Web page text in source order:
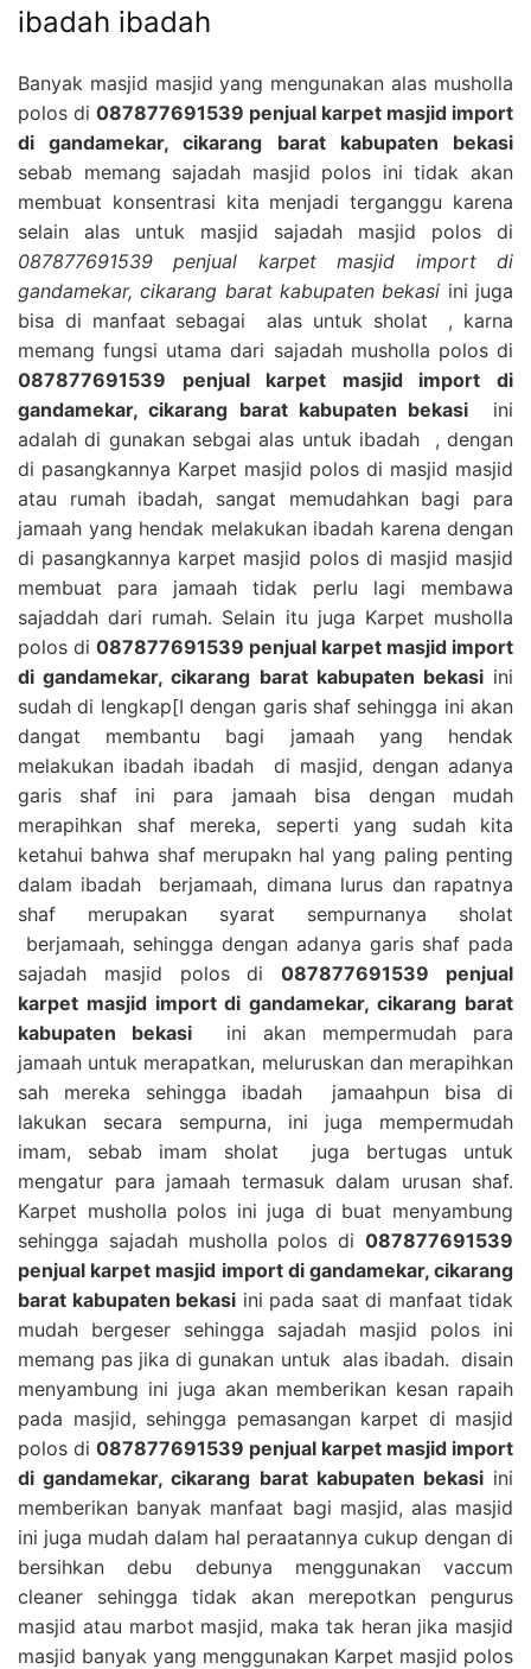
ibadah ibadah
Banyak masjid masjid yang mengunakan alas musholla
polos di 087877691539 penjual karpet masjid import
di gandamekar, cikarang barat kabupaten bekasi
sebab memang sajadah masjid polos ini tidak akan
membuat konsentrasi kita menjadi terganggu karena
selain alas untuk masjid sajadah masjid polos di
087877691539 penjual karpet masjid import di
gandamekar, cikarang barat kabupaten bekasi ini juga
bisa di manfaat sebagai alas untuk sholat , karna
memang fungsi utama dari sajadah musholla polos di
087877691539 penjual karpet masjid import di
gandamekar, cikarang barat kabupaten bekasi ini
adalah di gunakan sebgai alas untuk ibadah , dengan
di pasangkannya Karpet masjid polos di masjid masjid
atau rumah ibadah, sangat memudahkan bagi para
jamaah yang hendak melakukan ibadah karena dengan
di pasangkannya karpet masjid polos di masjid masjid
membuat para jamaah tidak perlu lagi membawa
sajaddah dari rumah. Selain itu juga Karpet musholla
polos di 087877691539 penjual karpet masjid import
di gandamekar, cikarang barat kabupaten bekasiini
sudah di lengkap[I dengan garis shaf sehingga ini akan
dangat membantu bagi jamaah yang hendak
melakukan ibadah ibadah di masjid, dengan adanya
garis shaf ini para jamaah bisa dengan mudah
merapihkan shaf mereka, seperti yang sudah kita
ketahui bahwa shaf merupakn hal yang paling penting
dalam ibadah berjamaah, dimana lurus dan rapatnya
shaf merupakan syarat sempurnanya sholat
berjamaah, sehingga dengan adanya garis shaf pada
sajadah masjid polos di087877691539 penjual
karpet masjid import di gandamekar, cikarang barat
kabupaten bekasi ini akan mempermudah para
jamaah untuk merapatkan, meluruskan dan merapihkan
sah mereka sehingga ibadah jamaahpun bisa di
lakukan secara sempurna, ini juga mempermudah
imam, sebab imam sholat juga bertugas untuk
mengatur para jamaah termasuk dalam urusan shaf.
Karpet musholla polos ini juga di buat menyambung
sehingga sajadah musholla polos di 087877691539
penjual karpet masjid import di gandamekar, cikarang
barat kabupaten bekasi ini pada saat di manfaat tidak
mudah bergeser sehingga sajadah masjid polos ini
memang pas jika di gunakan untuk alas ibadah. disain
menyambung ini juga akan memberikan kesan rapaih
pada masjid, sehingga pemasangan karpet di masjid
polos di 087877691539 penjual karpet masjid import
di gandamekar, cikarang barat kabupaten bekasiini
memberikan banyak manfaat bagi masjid, alas masjid
ini juga mudah dalam hal peraatannya cukup dengan di
bersihkan debu debunya menggunakan vaccum
cleaner sehingga tidak akan merepotkan pengurus
masjid atau marbot masjid, maka tak heran jika masjid
masjid banyak yang menggunakan Karpet masjid polos